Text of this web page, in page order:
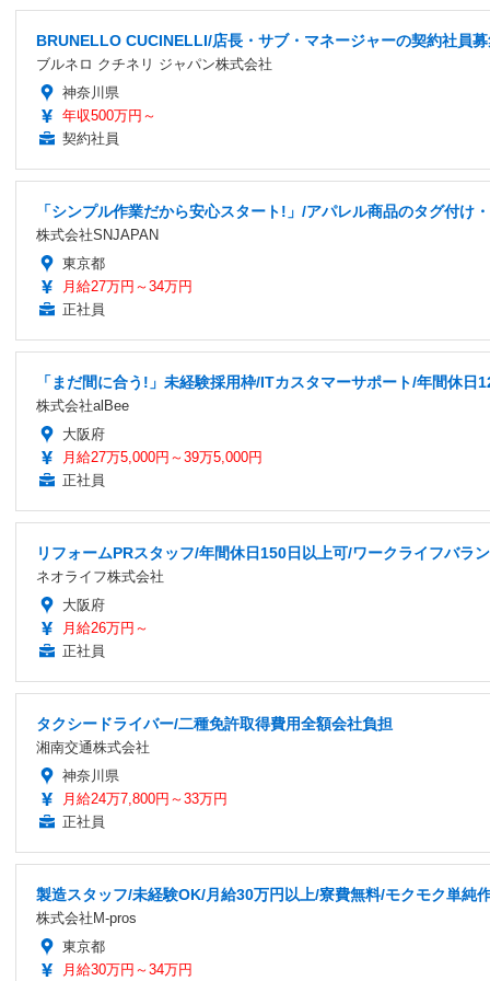
BRUNELLO CUCINELLI/店長・サブ・マネージャーの契約社員
ブルネロ クチネリ ジャパン株式会社
神奈川県
年収500万円～
契約社員
「シンプル作業だから安心スタート!」/アパレル商品のタグ付
株式会社SNJAPAN
東京都
月給27万円～34万円
正社員
「まだ間に合う!」未経験採用枠/ITカスタマーサポート/年間休日
株式会社alBee
大阪府
月給27万5,000円～39万5,000円
正社員
リフォームPRスタッフ/年間休日150日以上可/ワークライフバラ
ネオライフ株式会社
大阪府
月給26万円～
正社員
タクシードライバー/二種免許取得費用全額会社負担
湘南交通株式会社
神奈川県
月給24万7,800円～33万円
正社員
製造スタッフ/未経験OK/月給30万円以上/寮費無料/モクモク単純
株式会社M-pros
東京都
月給30万円～34万円